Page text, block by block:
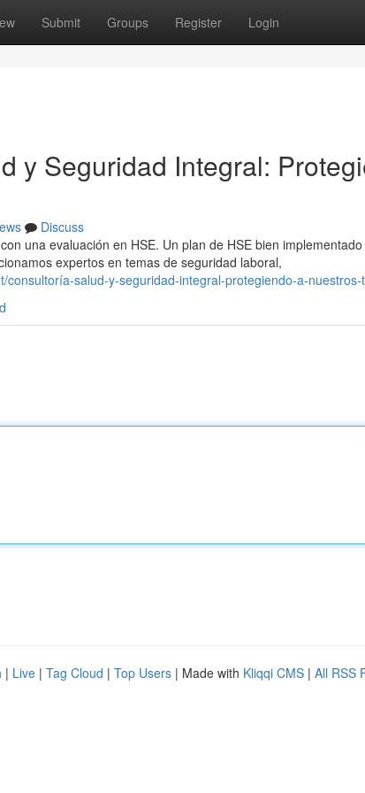
Submit Groups Register Login
y Seguridad Integral:
Discuss
una evaluación en HSE. Un plan de HSE bien
expertos en temas de seguridad laboral,
consultoría-salud-y-seguridad-integral-protegiendo-a-
| Live | Tag Cloud | Top Users | Made with Kliqqi CMS | All RSS